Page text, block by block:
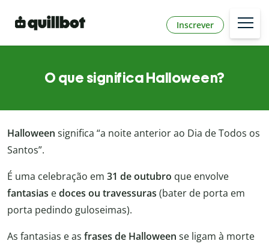
Inscrever
O que significa Halloween?
Halloween significa “a noite anterior ao Dia de Todos os
Santos”.
É uma celebração em 31 de outubro que envolve
fantasias edoces ou travessuras (bater de porta em
porta pedindo guloseimas).
As fantasias e as frases de Halloween se ligam à morte